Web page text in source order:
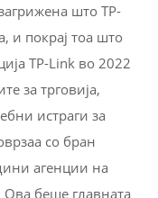
што TP-
и покрај тоа што
TP-Link во 2022
за трговија,
истраги за
со бран
агенции на
беше главната